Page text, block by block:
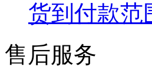
货到付款范
售后服务